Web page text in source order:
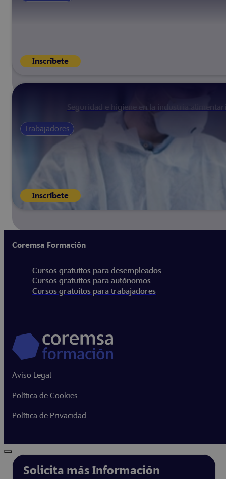
Inscríbete
Seguridad e higiene en la industria
Trabajadores
Inscríbete
Coremsa Formación
Cursos gratuitos para desempleados
Cursos gratuitos para autónomos
Cursos gratuitos para trabajadores
Aviso Legal
Política de Cookies
Política de Privacidad
Solicita más Información